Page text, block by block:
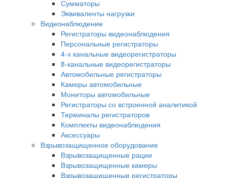
Сумматоры
Эквиваленты нагрузки
Видеонаблюдение
Регистраторы видеонаблюдения
Персональные регистраторы
4-х канальные видеорегистраторы
8-канальные видеорегистраторы
Автомобильные регистраторы
Камеры автомобильные
Мониторы автомобильные
Регистраторы со встроенной аналитикой
Терминалы регистраторов
Комплекты видеонаблюдения
Аксессуары
Взрывозащищенное оборудование
Взрывозащищенные рации
Взрывозащищенные камеры
Взрывозащищенные регистраторы